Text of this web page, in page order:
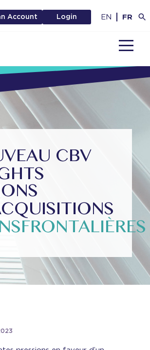
Account Login EN FR
CBV